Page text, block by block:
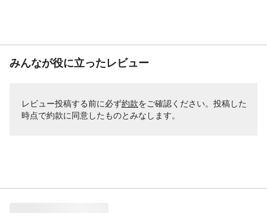
みんなが役に立ったレビュー
レビュー投稿する前に必ず約款をご確認ください。投稿した
時点で約款に同意したものとみなします。